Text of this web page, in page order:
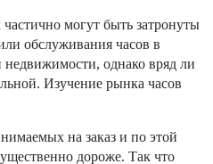
могут быть затронуты
обслуживания часов в
недвижимости, однако вряд ли
Изучение рынка часов
на заказ и по этой
дороже. Так что